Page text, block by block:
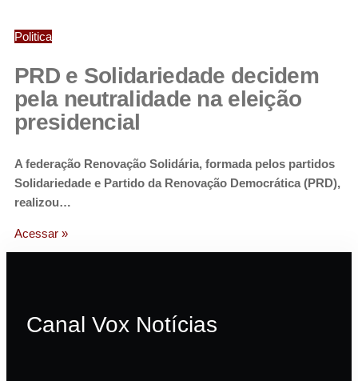
Politica
PRD e Solidariedade decidem
pela neutralidade na eleição
presidencial
A federação Renovação Solidária, formada pelos partidos
Solidariedade e Partido da Renovação Democrática (PRD),
realizou…
Acessar »
Canal Vox Notícias